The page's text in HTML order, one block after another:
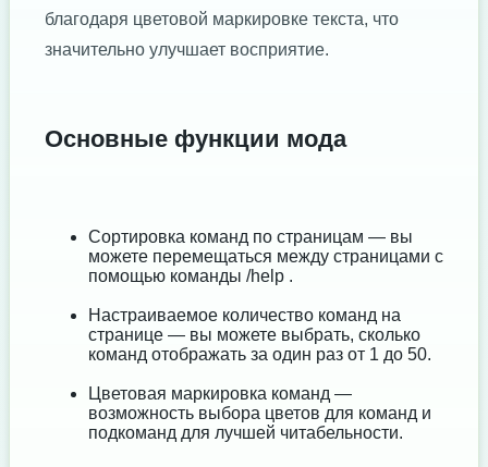
благодаря цветовой маркировке текста, что
значительно улучшает восприятие.
Основные функции мода
Сортировка команд по страницам — вы
можете перемещаться между страницами с
помощью команды /help .
Настраиваемое количество команд на
странице — вы можете выбрать, сколько
команд отображать за один раз от 1 до 50.
Цветовая маркировка команд —
возможность выбора цветов для команд и
подкоманд для лучшей читабельности.